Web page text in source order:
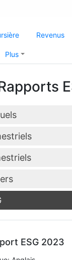
Revenus
Plus
ESG 2023